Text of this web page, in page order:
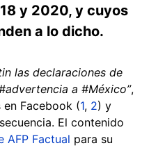
y 2020, y cuyos
a lo dicho.
las declaraciones de
a #México”,
Facebook (1, 2) y
El contenido
AFP Factual para su